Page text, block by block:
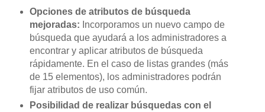
Opciones de atributos de búsqueda
mejoradas: Incorporamos un nuevo campo de
búsqueda que ayudará a los administradores a
encontrar y aplicar atributos de búsqueda
rápidamente. En el caso de listas grandes (más
de 15 elementos), los administradores podrán
fijar atributos de uso común.
Posibilidad de realizar búsquedas con el